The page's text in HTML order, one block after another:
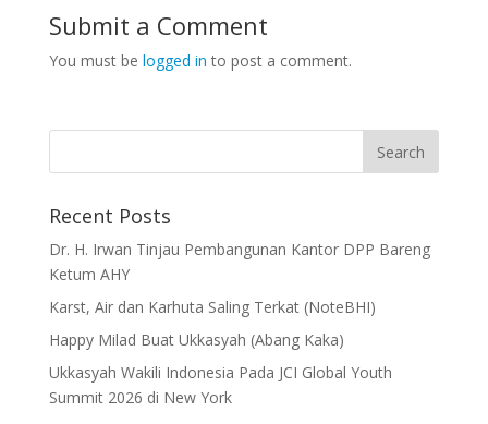
Submit a Comment
You must be logged in to post a comment.
Recent Posts
Dr. H. Irwan Tinjau Pembangunan Kantor DPP Bareng
Ketum AHY
Karst, Air dan Karhuta Saling Terkat (NoteBHI)
Happy Milad Buat Ukkasyah (Abang Kaka)
Ukkasyah Wakili Indonesia Pada JCI Global Youth
Summit 2026 di New York